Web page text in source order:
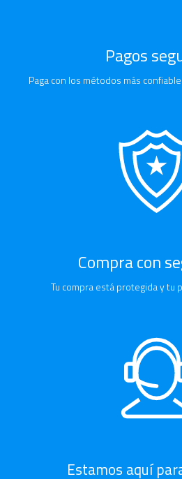
Pagos
Paga con los métodos más
Compra con
Tu compra está protegida y tu
Estamos aquí